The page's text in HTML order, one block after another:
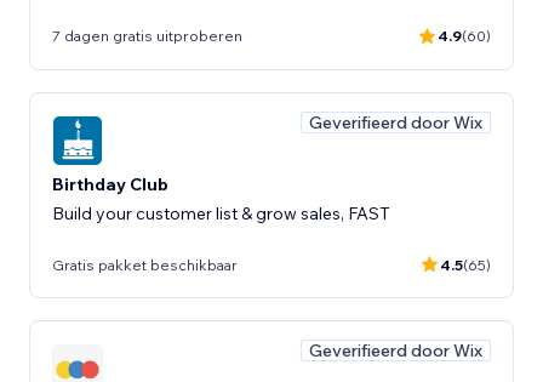
7 dagen gratis uitproberen 4.9(60)
Geverifieerd door Wix
Birthday Club
Build your customer list & grow sales, FAST
Gratis pakket beschikbaar 4.5(65)
Geverifieerd door Wix